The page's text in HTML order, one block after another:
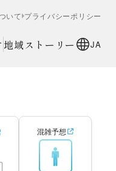
いて プライバシーポリシー
地域ストーリー JA
混雑予想